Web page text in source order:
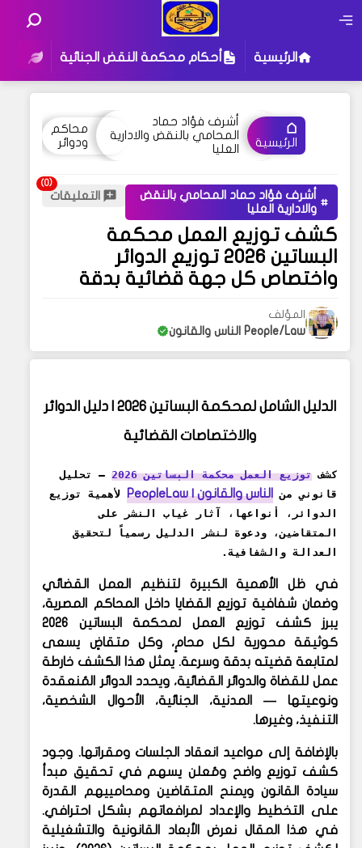
الرئيسية أحكام محكمة النقض الجنائية
الرئيسية
أشرف فؤاد حماد
المحامي بالنقض والادارية
العليا
محاكم
ودوائر
أشرف فؤاد حماد المحامي بالنقض
والادارية العليا
التعليقات
كشف توزيع العمل محكمة
البساتين 2026 توزيع الدوائر
واختصاص كل جهة قضائية بدقة
المؤلف
People/Law الناس والقانون
الدليل الشامل لمحكمة
البساتين 2026 | دليل الدوائر
والاختصاصات القضائية
كشف توزيع العمل محكمة البساتين 2026
— تحليل
قانوني من الناس والقانون | PeopleLaw
لأهمية توزيع
الدوائر، أنواعها، آثار غياب النشر على
المتقاضين، ودعوة لنشر الدليل رسمياً لتحقيق
العدالة والشفافية.
في ظل الأهمية الكبيرة لتنظيم العمل القضائي
وضمان شفافية توزيع القضايا داخل المحاكم المصرية،
يبرزكشف توزيع العمل لمحكمة البساتين 2026
كوثيقة محورية لكل محامٍ، وكل متقاضٍ يسعى
لمتابعة قضيته بدقة وسرعة. يمثل هذا الكشف خارطة
عمل للقضاة والدوائر القضائية، ويحدد الدوائر المُنعقدة
ونوعيتها — المدنية، الجنائية، الأحوال الشخصية،
التنفيذ، وغيرها.
بالإضافة إلى مواعيد انعقاد الجلسات ومقراتها. وجود
كشف توزيع واضح ومُعلن يسهم في تحقيق مبدأ
سيادة القانون ويمنح المتقاضين ومحامييهم القدرة
على التخطيط والإعداد لمرافعاتهم بشكل احترافي.
في هذا المقال نعرض الأبعاد القانونية والتشغيلية